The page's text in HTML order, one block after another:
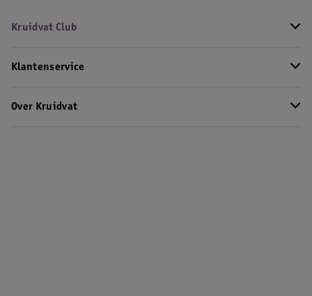
Kruidvat Club
Klantenservice
Over Kruidvat